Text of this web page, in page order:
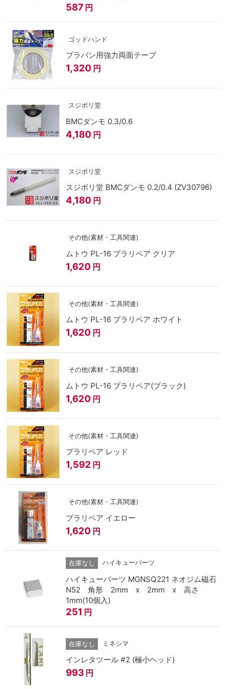
587 円
ゴッドハンド
プラバン用強力両面テープ
1,320 円
スジボリ堂
BMCダンモ 0.3/0.6
4,180 円
スジボリ堂
スジボリ堂 BMCダンモ 0.2/0.4 (ZV30796)
4,180 円
その他(素材・工具関連)
ムトウ PL-16 プラリペア クリア
1,620 円
その他(素材・工具関連)
ムトウ PL-16 プラリペア ホワイト
1,620 円
その他(素材・工具関連)
ムトウ PL-16 プラリペア(ブラック)
1,620 円
その他(素材・工具関連)
プラリペア レッド
1,592 円
その他(素材・工具関連)
プラリペア イエロー
1,620 円
在庫なし ハイキューパーツ
ハイキューパーツ MGNSQ221 ネオジム磁石
N52 角形 2mm x 2mm x 高さ
1mm(10個入)
251 円
在庫なし ミネシマ
インレタツール #2 (極小ヘッド)
993 円